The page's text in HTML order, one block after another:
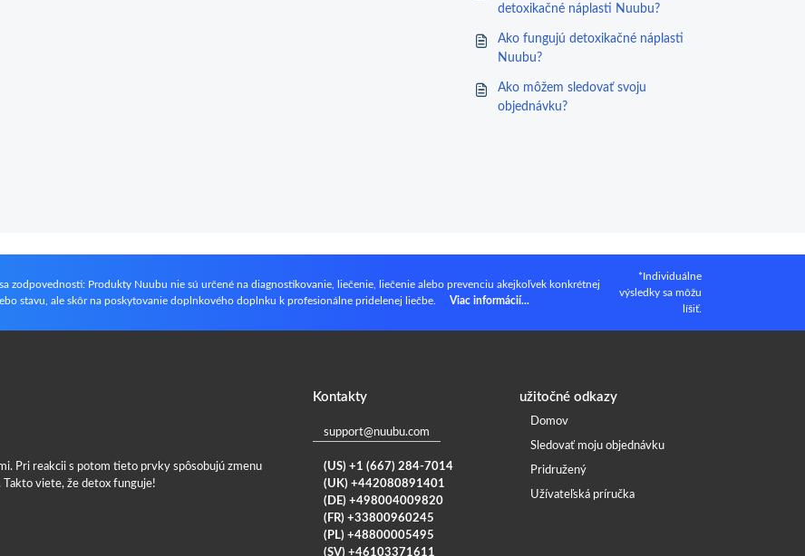
detoxikačné náplasti Nuubu?
Ako fungujú detoxikačné náplasti
Nuubu?
Ako môžem sledovať svoju
objednávku?
zodpovednosti: Produkty Nuubu nie sú určené na diagnostikovanie, liečenie, liečenie alebo prevenciu akejkoľvek konkrétnej
stavu, ale skôr na poskytovanie doplnkového doplnku k profesionálne pridelenej liečbe.
Viac informácií...
*Individuálne
výsledky sa môžu
líšiť.
Pri reakcii s potom tieto prvky spôsobujú zmenu
viete, že detox funguje!
Kontakty
support@nuubu.com
(US) +1 (667) 284-7014
(UK) +442080891401
(DE) +498004009820
(FR) +33800960245
(PL) +48800005495
(SV) +46103371611
užitočné odkazy
Domov
Sledovať moju objednávku
Pridružený
Užívateľská príručka